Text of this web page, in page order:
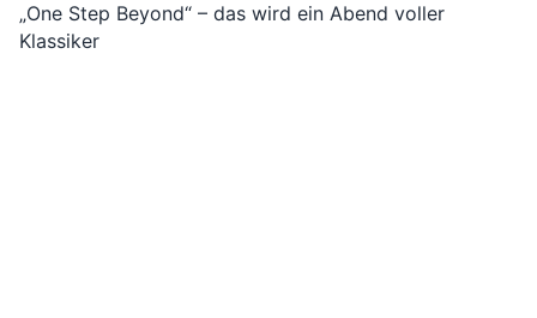
„One Step Beyond“ – das wird ein Abend voller
Klassiker